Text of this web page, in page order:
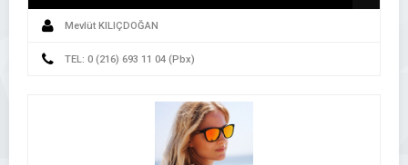
Mevlüt KILIÇDOĞAN
TEL: 0 (216) 693 11 04 (Pbx)